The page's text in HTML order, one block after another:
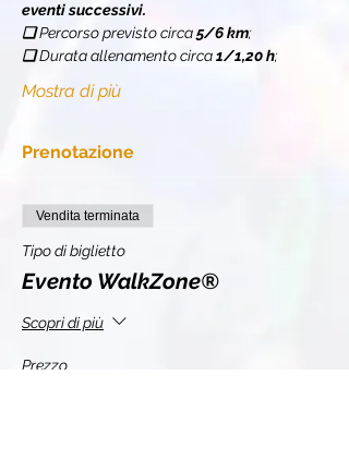
eventi successivi.
❏ Percorso previsto circa 5/6 km;
❏ Durata allenamento circa 1/1,20 h;
Mostra di più
Prenotazione
Vendita terminata
Tipo di biglietto
Evento WalkZone®
Scopri di più
Prezzo